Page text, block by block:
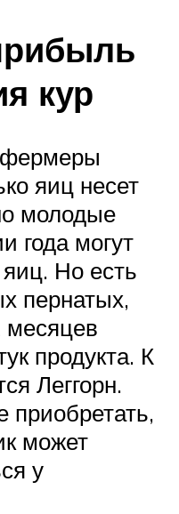
кур
яиц несет
молодые
года могут
Но есть
пернатых,
месяцев
продукта. К
Леггорн.
приобретать,
может
у